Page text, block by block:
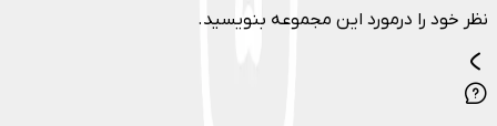
نظر خود را درمورد این مجموعه بنویسید.